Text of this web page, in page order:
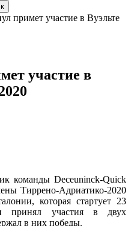
примет участие в Вуэльте
участие в
команды Deceuninck-Quick
Тиррено-Адриатико-2020
которая стартует 23
принял участия в двух
в них победы.